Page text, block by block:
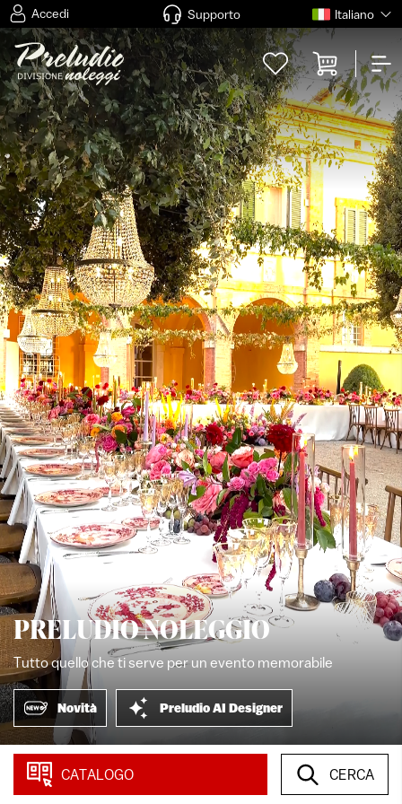
Accedi Supporto Italiano
PRELUDIO NOLEGGIO
Tutto quello che ti serve per un evento memorabile
Novità Preludio AI Designer
CATEGORIE PRINCIPALI
CATALOGO CERCA